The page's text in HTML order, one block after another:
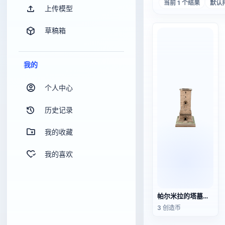
上传模型
草稿箱
我的
个人中心
历史记录
我的收藏
我的喜欢
当前 1 个结果 默认
帕尔米拉的塔墓模型
3 创造币